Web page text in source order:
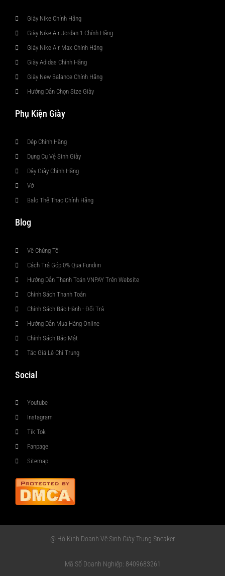
Giày Nike Chính Hãng
Giày Nike Air Jordan 1 Chính Hãng
Giày Nike Air Max Chính Hãng
Giày Adidas Chính Hãng
Giày New Balance Chính Hãng
Hướng Dẫn Chọn Size Giày
Phụ Kiện Giày
Dép Chính Hãng
Dụng Cụ Vệ Sinh Giày
Dây Giày Chính Hãng
Vớ
Balo Thể Thao Chính Hãng
Blog
Về Chúng Tôi
Cách Trả Góp 0% Qua Fundiin
Hướng Dẫn Thanh Toán VNPAY Trên Website
Chính Sách Thanh Toán
Chính Sách Bảo Hành - Đổi Trả
Hướng Dẫn Mua Hàng Online
Chính Sách Bảo Mật
Tác Giả Lê Chí Trung
Social
Youtube
Instagram
Tik Tok
Fanpage
Sitemap
@ Hộ Kinh Doanh Vệ Sinh Giày Trung Sneaker
Mã Số Doanh Nghiệp: 8409683261